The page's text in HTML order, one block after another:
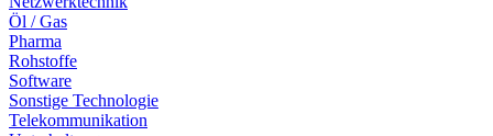
Öl / Gas
Pharma
Rohstoffe
Software
Sonstige Technologie
Telekommunikation